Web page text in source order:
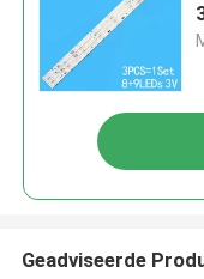
Geadviseerde